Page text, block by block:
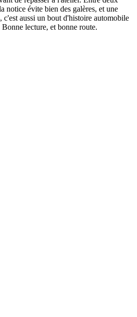
notice évite bien des galères, et une
c'est aussi un bout d'histoire automobile
lecture, et bonne route.